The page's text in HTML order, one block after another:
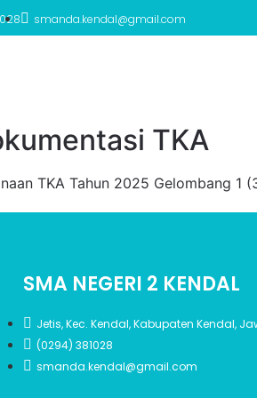
smanda.kendal@gmail.com
TKA
TKA Tahun 2025 Gelombang
SMA NEGERI 2 KENDAL
Jetis, Kec. Kendal, Kabupaten Kendal,
(0294) 381028
smanda.kendal@gmail.com